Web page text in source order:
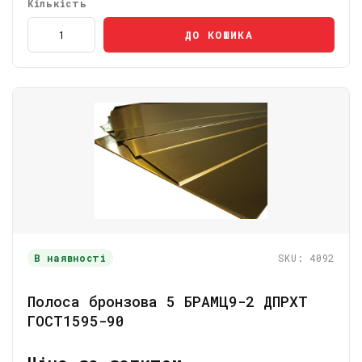
Кількість
ДО КОШИКА
В наявності SKU: 4092
Полоса бронзова 5 БРАМЦ9-2 ДПРХТ
ГОСТ1595-90